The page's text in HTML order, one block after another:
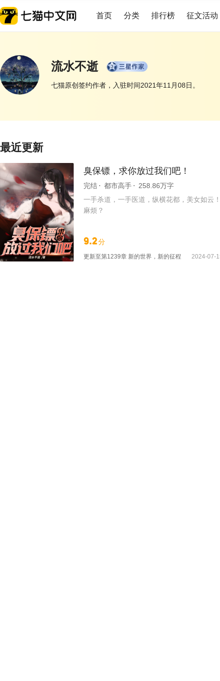
首页 分类 排行榜 征文活动
流水不逝
七猫原创签约作者，入驻时间2021年11月08日。
最近更新
臭保镖，求你放过我们吧！
完结 都市高手
258.86万字
一手杀道，一手医道，纵横花都，美女如云
麻烦？
9.2分
更新至第1239章 新的世界，新的征程 2024-07-